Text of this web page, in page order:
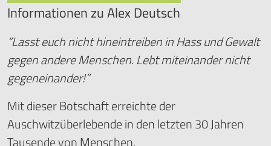
Informationen zu Alex Deutsch
“Lasst euch nicht hineintreiben in Hass und Gewalt
gegen andere Menschen. Lebt miteinander nicht
gegeneinander!”
Mit dieser Botschaft erreichte der
Auschwitzüberlebende in den letzten 30 Jahren
Tausende von Menschen.